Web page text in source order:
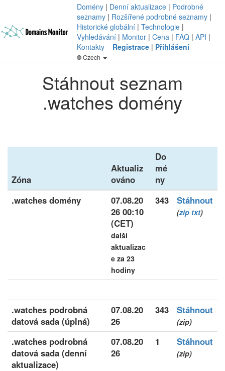
Domény | Denní aktualizace | Podrobné
seznamy | Rozšířené podrobné seznamy |
Historické globální | Technologie |
Vyhledávání | Monitor | Cena | FAQ | API |
Kontakty
Registrace | Přihlášení
Czech
Stáhnout seznam
.watches domény
Zóna
Aktualiz
ováno
Do
mé
ny
.watches domény
07.08.20
26 00:10
(CET)
další
aktualizac
e za 23
hodiny
343 Stáhnout
(zip txt)
.watches podrobná
datová sada (úplná)
07.08.20
26
343 Stáhnout
(zip)
.watches podrobná
datová sada (denní
aktualizace)
07.08.20
26
1 Stáhnout
(zip)